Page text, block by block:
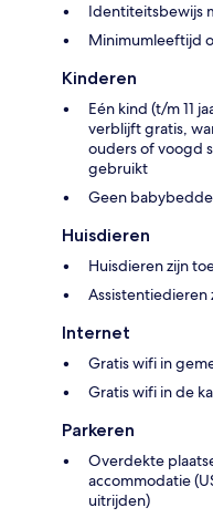
Identiteitsbewijs
Minimumleeftijd
Kinderen
Eén kind (t/m 11
verblijft gratis,
ouders of voogd
gebruikt
Geen
Huisdieren
Huisdieren zijn
Assistentiedieren
Internet
Gratis wifi in
Gratis wifi in de
Parkeren
Overdekte
accommodatie
uitrijden)